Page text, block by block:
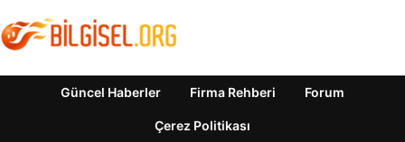
Güncel Haberler Firma Rehberi Forum
Çerez Politikası